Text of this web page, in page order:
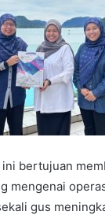
bertujuan
mengenai
gus